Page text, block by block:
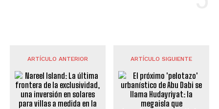
ARTÍCULO ANTERIOR ARTÍCULO SIGUIENTE